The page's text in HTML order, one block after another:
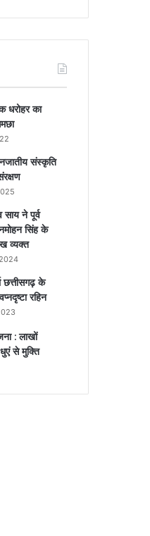
धरोहर का
संस्कृति
साय ने पूर्व
सिंह के
व्यक्त
छत्तीसगढ़ के
रहिन
: लाखों
से मुक्ति